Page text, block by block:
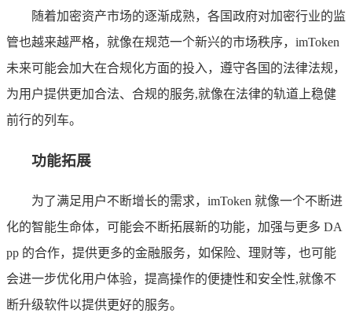
随着加密资产市场的逐渐成熟，各国政府对加密行业的监
管也越来越严格，就像在规范一个新兴的市场秩序，imToken
未来可能会加大在合规化方面的投入，遵守各国的法律法规，
为用户提供更加合法、合规的服务,就像在法律的轨道上稳健
前行的列车。
功能拓展
为了满足用户不断增长的需求，imToken 就像一个不断进
化的智能生命体，可能会不断拓展新的功能，加强与更多 DA
pp 的合作，提供更多的金融服务，如保险、理财等，也可能
会进一步优化用户体验，提高操作的便捷性和安全性,就像不
断升级软件以提供更好的服务。